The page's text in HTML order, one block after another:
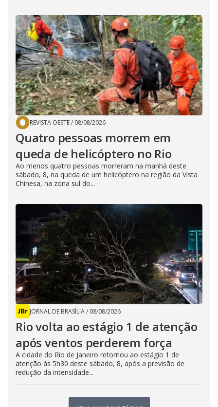
REVISTA OESTE/ 08/08/2026
Quatro pessoas morrem em
queda de helicóptero no Rio
Ao menos quatro pessoas morreram na manhã deste
sábado, 8, na queda de um helicóptero na região da Vista
Chinesa, na zona sul do...
JORNAL DE BRASÍLIA/ 08/08/2026
Rio volta ao estágio 1 de atenção
após ventos perderem força
A cidade do Rio de Janeiro retornou ao estágio 1 de
atenção às 5h30 deste sábado, 8, após a previsão de
redução da intensidade...